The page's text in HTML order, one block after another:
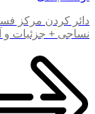
دائر کردن مرکز
نساجی + جزئیات و